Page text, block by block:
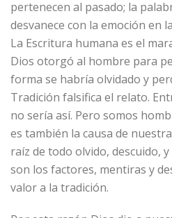
pertenecen al pasado; la
desvanece con la emoción en
La Escritura humana es el
Dios otorgó al hombre para
forma se habría olvidado y
Tradición falsifica el relato.
no sería así. Pero somos
es también la causa de
raíz de todo olvido, descuido,
son los factores, mentiras y
valor a la tradición.